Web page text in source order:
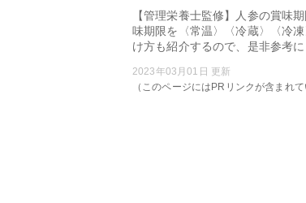
【管理栄養士監修】人参の賞味
味期限を〈常温〉〈冷蔵〉〈冷
け方も紹介するので、是非参考に
2023年03月01日 更新
（このページにはPRリンクが含まれて